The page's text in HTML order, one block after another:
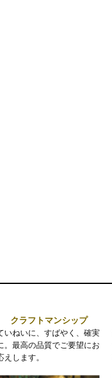
クラフトマンシップ
いねいに、すばやく、確実
。最高の品質でご要望にお
えします。